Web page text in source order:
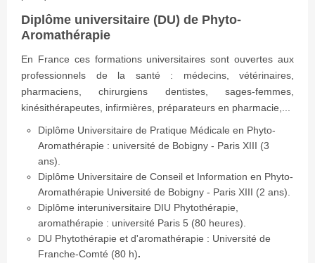
Diplôme universitaire (DU) de Phyto-
Aromathérapie
En France ces formations universitaires sont ouvertes aux
professionnels de la santé : médecins, vétérinaires,
pharmaciens, chirurgiens dentistes, sages-femmes,
kinésithérapeutes, infirmières, préparateurs en pharmacie,...
Diplôme Universitaire de Pratique Médicale en Phyto-
Aromathérapie : université de Bobigny - Paris XIII (3
ans).
Diplôme Universitaire de Conseil et Information en Phyto-
Aromathérapie Université de Bobigny - Paris XIII (2 ans).
Diplôme interuniversitaire DIU Phytothérapie,
aromathérapie : université Paris 5 (80 heures).
DU Phytothérapie et d'aromathérapie : Université de
Franche-Comté (80 h).